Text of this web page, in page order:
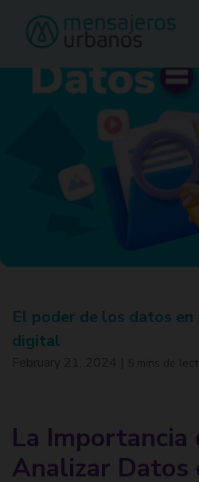
Solicitar
El poder de los datos
digital
La Importancia
Analizar Datos